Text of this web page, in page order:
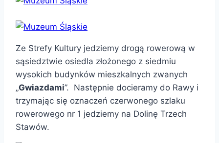
Ze Strefy Kultury jedziemy drogą rowerową w
sąsiedztwie osiedla złożonego z siedmiu
wysokich budynków mieszkalnych zwanych
„Gwiazdami”. Następnie docieramy do Rawy i
trzymając się oznaczeń czerwonego szlaku
rowerowego nr 1 jedziemy na Dolinę Trzech
Stawów.